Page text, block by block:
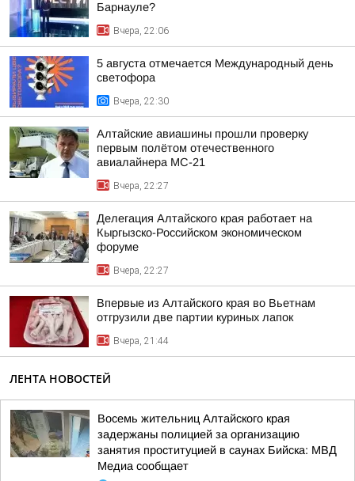
Барнауле?
Вчера, 22:06
5 августа отмечается Международный день
светофора
Вчера, 22:30
Алтайские авиашины прошли проверку
первым полётом отечественного
авиалайнера МС-21
Вчера, 22:27
Делегация Алтайского края работает на
Кыргызско-Российском экономическом
форуме
Вчера, 22:27
Впервые из Алтайского края во Вьетнам
отгрузили две партии куриных лапок
Вчера, 21:44
ЛЕНТА НОВОСТЕЙ
Восемь жительниц Алтайского края
задержаны полицией за организацию
занятия проституцией в саунах Бийска: МВД
Медиа сообщает